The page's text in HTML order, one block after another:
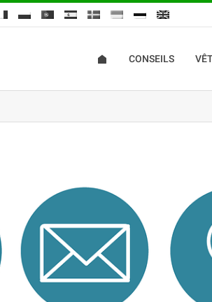
CONSEILS